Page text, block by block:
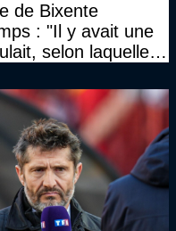
de Bixente
: "Il y avait une
selon laquelle il